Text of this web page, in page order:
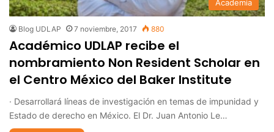
Academia
Blog UDLAP 7 noviembre, 2017 880
Académico UDLAP recibe el
nombramiento Non Resident Scholar en
el Centro México del Baker Institute
· Desarrollará líneas de investigación en temas de impunidad y
Estado de derecho en México. El Dr. Juan Antonio Le…